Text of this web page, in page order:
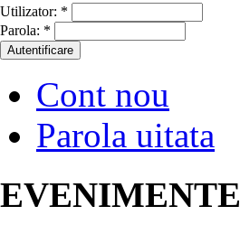
Utilizator: *
Parola: *
Cont nou
Parola uitata
EVENIMENTE